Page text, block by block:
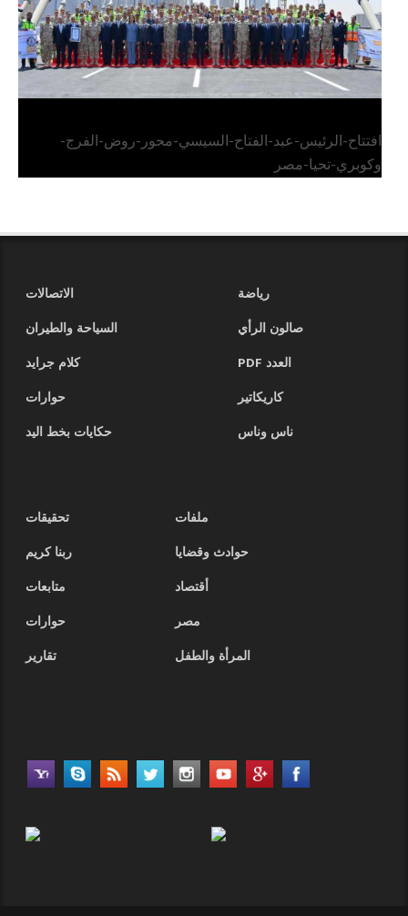
افتتاح-الرئيس-عبد-الفتاح-السيسي-محور-روض-الفرج-
وكوبري-تحيا-مصر
رياضة
الاتصالات
صالون الرأي
السياحة والطيران
العدد PDF
كلام جرايد
كاريكاتير
حوارات
ناس وناس
حكايات بخط اليد
ملفات
تحقيقات
حوادث وقضايا
ربنا كريم
أقتصاد
متابعات
مصر
حوارات
المرأة والطفل
تقارير